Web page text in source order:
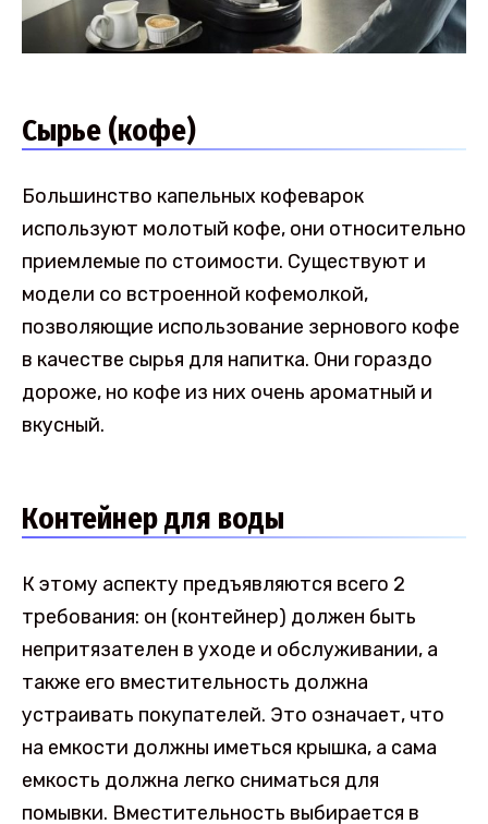
Сырье (кофе)
Большинство капельных кофеварок
используют молотый кофе, они относительно
приемлемые по стоимости. Существуют и
модели со встроенной кофемолкой,
позволяющие использование зернового кофе
в качестве сырья для напитка. Они гораздо
дороже, но кофе из них очень ароматный и
вкусный.
Контейнер для воды
К этому аспекту предъявляются всего 2
требования: он (контейнер) должен быть
непритязателен в уходе и обслуживании, а
также его вместительность должна
устраивать покупателей. Это означает, что
на емкости должны иметься крышка, а сама
емкость должна легко сниматься для
помывки. Вместительность выбирается в